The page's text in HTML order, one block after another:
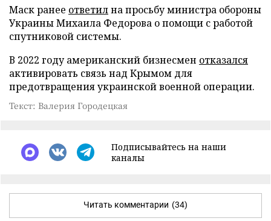
Маск ранее ответилна просьбу министра обороны
Украины Михаила Федорова о помощи с работой
спутниковой системы.
В 2022 году американский бизнесмен отказался
активировать связь над Крымом для
предотвращения украинской военной операции.
Текст: Валерия Городецкая
Подписывайтесь на наши
каналы
Читать комментарии (34)